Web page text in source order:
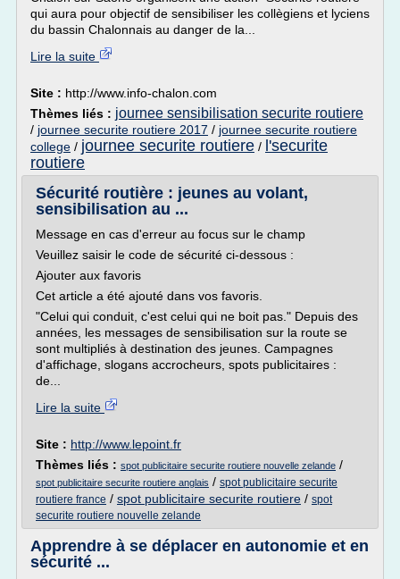
qui aura pour objectif de sensibiliser les collègiens et lyciens
du bassin Chalonnais au danger de la...
Lire la suite
Site : http://www.info-chalon.com
Thèmes liés : journee sensibilisation securite routiere
/ journee securite routiere 2017 / journee securite routiere
college / journee securite routiere / l'securite
routiere
Sécurité routière : jeunes au volant,
sensibilisation au ...
Message en cas d'erreur au focus sur le champ
Veuillez saisir le code de sécurité ci-dessous :
Ajouter aux favoris
Cet article a été ajouté dans vos favoris.
"Celui qui conduit, c'est celui qui ne boit pas." Depuis des
années, les messages de sensibilisation sur la route se
sont multipliés à destination des jeunes. Campagnes
d'affichage, slogans accrocheurs, spots publicitaires :
de...
Lire la suite
Site : http://www.lepoint.fr
Thèmes liés : spot publicitaire securite routiere nouvelle zelande /
spot publicitaire securite routiere anglais / spot publicitaire securite
routiere france / spot publicitaire securite routiere / spot
securite routiere nouvelle zelande
Apprendre à se déplacer en autonomie et en
sécurité ...